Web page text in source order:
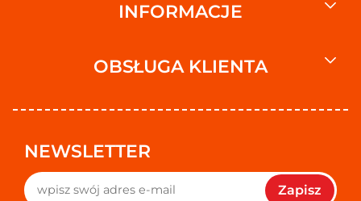
INFORMACJE
OBSŁUGA KLIENTA
NEWSLETTER
Zapisz